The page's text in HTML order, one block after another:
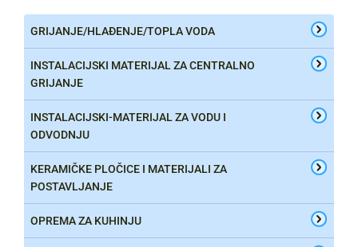
GRIJANJE/HLAĐENJE/TOPLA VODA
INSTALACIJSKI MATERIJAL ZA CENTRALNO
GRIJANJE
INSTALACIJSKI-MATERIJAL ZA VODU I
ODVODNJU
KERAMIČKE PLOČICE I MATERIJALI ZA
POSTAVLJANJE
OPREMA ZA KUHINJU